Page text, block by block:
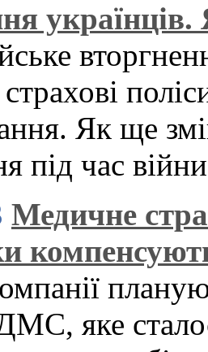
страхові
Як ще
під час
Медичне
яке